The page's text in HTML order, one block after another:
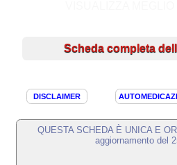
Scheda completa
DISCLAIMER
QUESTA SCHEDA È UNICA E
aggiornamento del